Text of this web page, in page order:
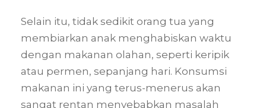
Selain itu, tidak sedikit orang tua yang
membiarkan anak menghabiskan waktu
dengan makanan olahan, seperti keripik
atau permen, sepanjang hari. Konsumsi
makanan ini yang terus-menerus akan
sangat rentan menyebabkan masalah